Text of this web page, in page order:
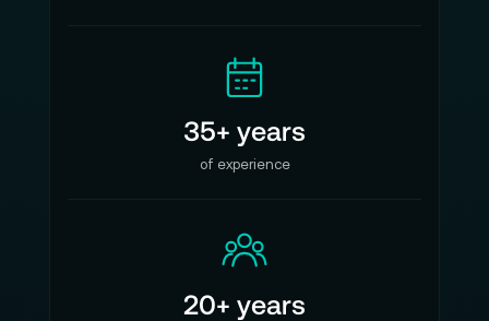
35+ years
of experience
20+ years